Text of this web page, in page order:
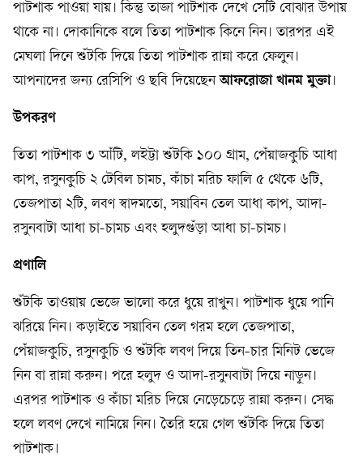
পাটশাক পাওয়া যায়। কিন্তু তাজা পাটশাক দেখে সেটি বোঝার উপায়
থাকে না। দোকানিকে বলে তিতা পাটশাক কিনে নিন। তারপর এই
মেঘলা দিনে শুঁটকি দিয়ে তিতা পাটশাক রান্না করে ফেলুন।
আপনাদের জন্য রে‌সি‌পি ও ছ‌বি দিয়েছেনআফরোজা খানম মুক্তা।
উপকরণ
তিতা পাটশাক ৩ আঁটি, লইট্টা শুঁটকি ১০০ গ্রাম, পেঁয়াজকুচি আধা
কাপ, রসুনকুচি ২ টেবিল চামচ, কাঁচা মরিচ ফালি ৫ থেকে ৬টি,
তেজপাতা ২টি, লবণ স্বাদমতো, সয়াবিন তেল আধা কাপ, আদা-
রসুনবাটা আধা চা-চামচ এবং হলুদগুঁড়া আধা চা-চামচ।
প্রণালি
শুঁটকি তাওয়ায় ভেজে ভালো করে ধুয়ে রাখুন। পাটশাক ধুয়ে পানি
ঝরিয়ে নিন। কড়াইতে সয়াবিন তেল গরম হলে তেজপাতা,
পেঁয়াজকুচি, রসুনকুচি ও শুঁটকি লবণ দিয়ে তিন-চার মিনিট ভেজে
নিন বা রান্না করুন। পরে হলুদ ও আদা-রসুনবাটা দিয়ে নাড়ুন।
এরপর পাটশাক ও কাঁচা মরিচ দিয়ে নেড়েচেড়ে রান্না করুন। সেদ্ধ
হলে লবণ দেখে নামিয়ে নিন। তৈরি হয়ে গেল শুঁটকি দিয়ে তিতা
পাটশাক।